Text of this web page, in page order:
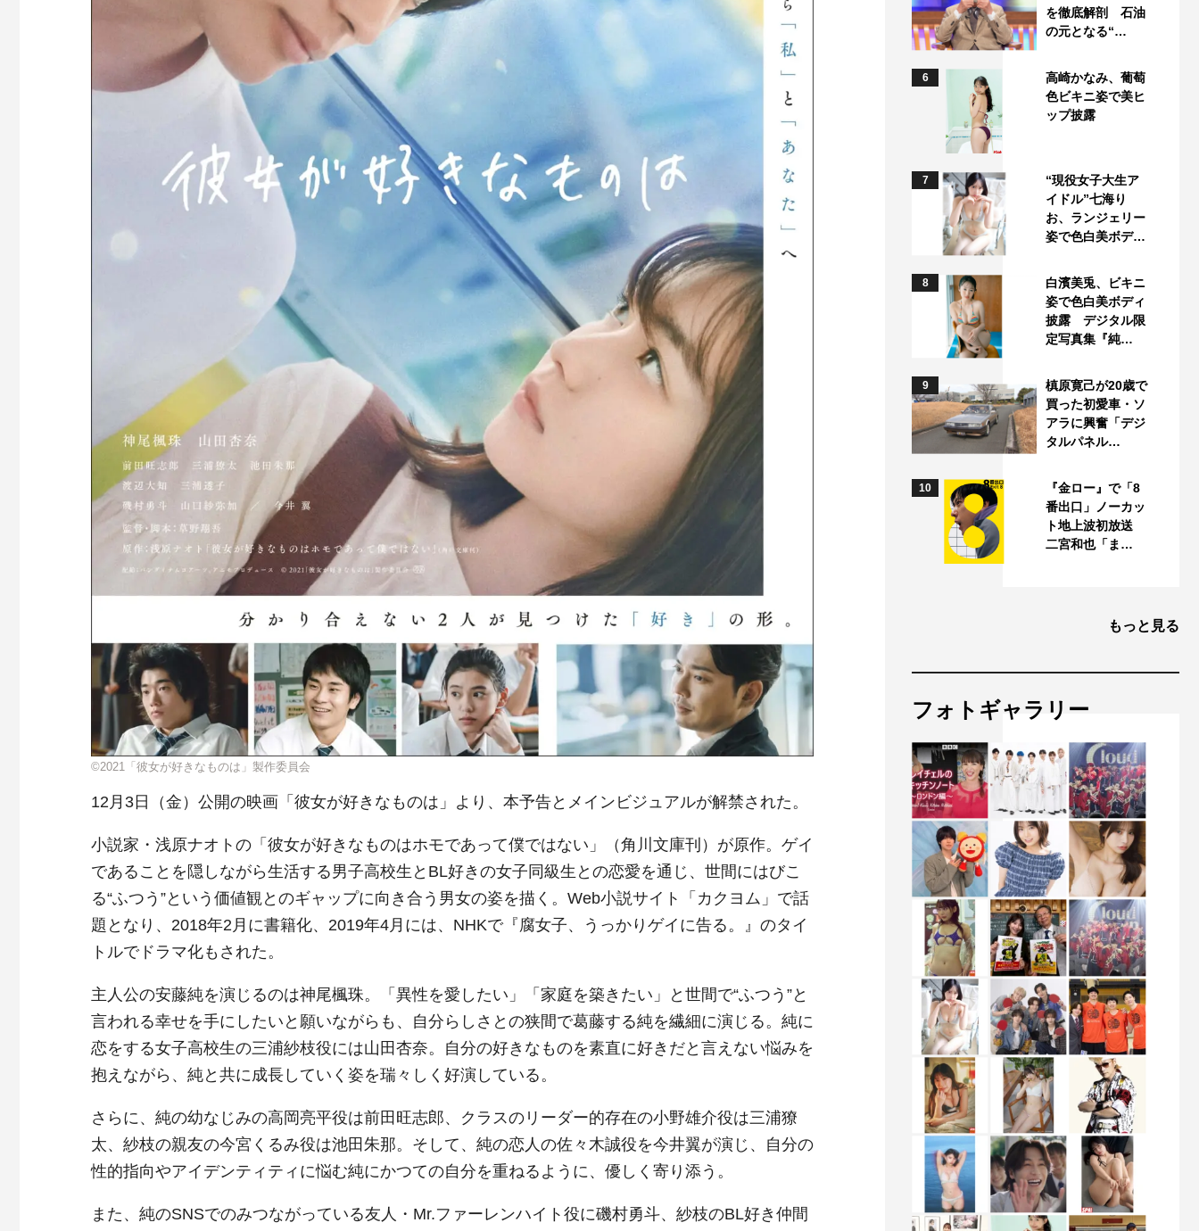
©2021「彼女が好きなものは」製作委員会
12月3日（金）公開の映画「彼女が好きなものは」より、本予告とメインビジュアルが解禁された。
小説家・浅原ナオトの「彼女が好きなものはホモであって僕ではない」（角川文庫刊）が原作。ゲイ
であることを隠しながら生活する男子高校生とBL好きの女子同級生との恋愛を通じ、世間にはびこ
る“ふつう”という価値観とのギャップに向き合う男女の姿を描く。Web小説サイト「カクヨム」で話
題となり、2018年2月に書籍化、2019年4月には、NHKで『腐女子、うっかりゲイに告る。』のタイ
トルでドラマ化もされた。
主人公の安藤純を演じるのは神尾楓珠。「異性を愛したい」「家庭を築きたい」と世間で“ふつう”と
言われる幸せを手にしたいと願いながらも、自分らしさとの狭間で葛藤する純を繊細に演じる。純に
恋をする女子高校生の三浦紗枝役には山田杏奈。自分の好きなものを素直に好きだと言えない悩みを
抱えながら、純と共に成長していく姿を瑞々しく好演している。
さらに、純の幼なじみの高岡亮平役は前田旺志郎、クラスのリーダー的存在の小野雄介役は三浦獠
太、紗枝の親友の今宮くるみ役は池田朱那。そして、純の恋人の佐々木誠役を今井翼が演じ、自分の
性的指向やアイデンティティに悩む純にかつての自分を重ねるように、優しく寄り添う。
また、純のSNSでのみつながっている友人・Mr.ファーレンハイト役に磯村勇斗、紗枝のBL好き仲間
を徹底解剖 石油
の元となる“…
6
高崎かなみ、葡萄
色ビキニ姿で美ヒ
ップ披露
7
“現役女子大生ア
イドル”七海り
お、ランジェリー
姿で色白美ボデ…
8
白濱美兎、ビキニ
姿で色白美ボディ
披露 デジタル限
定写真集『純…
9
槙原寛己が20歳で
買った初愛車・ソ
アラに興奮「デジ
タルパネル…
10
『金ロー』で「8
番出口」ノーカッ
ト地上波初放送
二宮和也「ま…
もっと見る
フォトギャラリー